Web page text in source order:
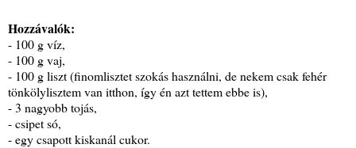
Hozzávalók:
- 100 g víz,
- 100 g vaj,
- 100 g liszt (finomlisztet szokás használni, de nekem csak fehér
tönkölylisztem van itthon, így én azt tettem ebbe is),
- 3 nagyobb tojás,
- csipet só,
- egy csapott kiskanál cukor.